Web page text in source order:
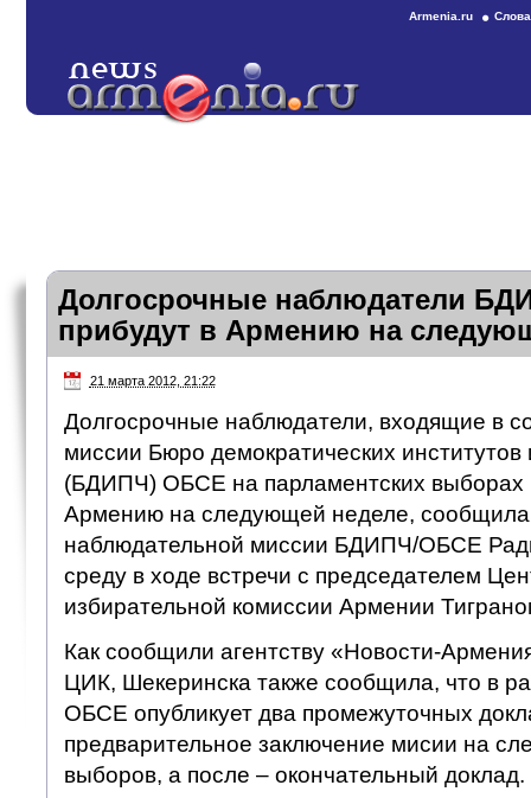
Armenia.ru
Долгосрочные наблюдатели
прибудут в Армению на
21 марта 2012, 21:22
Долгосрочные наблюдатели, входящие в
миссии Бюро демократических институтов
(БДИПЧ) ОБСЕ на парламентских выборах
Армению на следующей неделе, сообщила
наблюдательной миссии БДИПЧ/ОБСЕ
среду в ходе встречи с председателем
избирательной комиссии Армении
Как сообщили агентству «Новости-
ЦИК, Шекеринска также сообщила, что в
ОБСЕ опубликует два промежуточных
предварительное заключение мисии на
выборов, а после – окончательный доклад.